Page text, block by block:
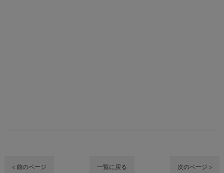
< 前のページ 一覧に戻る 次のページ >